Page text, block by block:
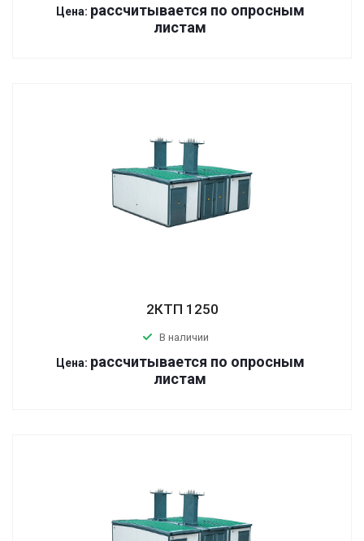
Цена: рассчитывается по опросным
листам
2КТП 1250
В наличии
Цена: рассчитывается по опросным
листам